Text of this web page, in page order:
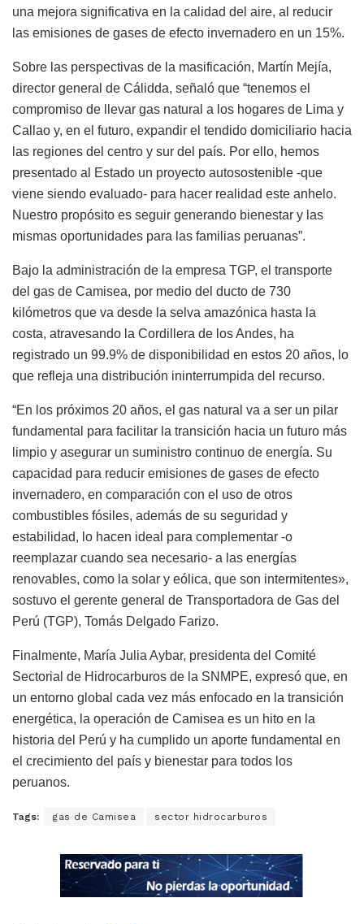
una mejora significativa en la calidad del aire, al reducir
las emisiones de gases de efecto invernadero en un 15%.
Sobre las perspectivas de la masificación, Martín Mejía,
director general de Cálidda, señaló que “tenemos el
compromiso de llevar gas natural a los hogares de Lima y
Callao y, en el futuro, expandir el tendido domiciliario hacia
las regiones del centro y sur del país. Por ello, hemos
presentado al Estado un proyecto autosostenible -que
viene siendo evaluado- para hacer realidad este anhelo.
Nuestro propósito es seguir generando bienestar y las
mismas oportunidades para las familias peruanas”.
Bajo la administración de la empresa TGP, el transporte
del gas de Camisea, por medio del ducto de 730
kilómetros que va desde la selva amazónica hasta la
costa, atravesando la Cordillera de los Andes, ha
registrado un 99.9% de disponibilidad en estos 20 años, lo
que refleja una distribución ininterrumpida del recurso.
“En los próximos 20 años, el gas natural va a ser un pilar
fundamental para facilitar la transición hacia un futuro más
limpio y asegurar un suministro continuo de energía. Su
capacidad para reducir emisiones de gases de efecto
invernadero, en comparación con el uso de otros
combustibles fósiles, además de su seguridad y
estabilidad, lo hacen ideal para complementar -o
reemplazar cuando sea necesario- a las energías
renovables, como la solar y eólica, que son intermitentes»,
sostuvo el gerente general de Transportadora de Gas del
Perú (TGP), Tomás Delgado Farizo.
Finalmente, María Julia Aybar, presidenta del Comité
Sectorial de Hidrocarburos de la SNMPE, expresó que, en
un entorno global cada vez más enfocado en la transición
energética, la operación de Camisea es un hito en la
historia del Perú y ha cumplido un aporte fundamental en
el crecimiento del país y bienestar para todos los
peruanos.
Tags: gas de Camisea sector hidrocarburos